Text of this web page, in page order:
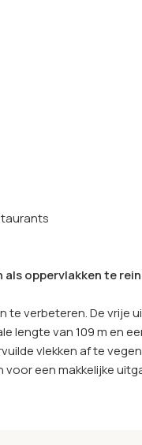
oppervlakken te
verbeteren. De vrije
van 109 m en
vlekken af te
voor een makkelijke